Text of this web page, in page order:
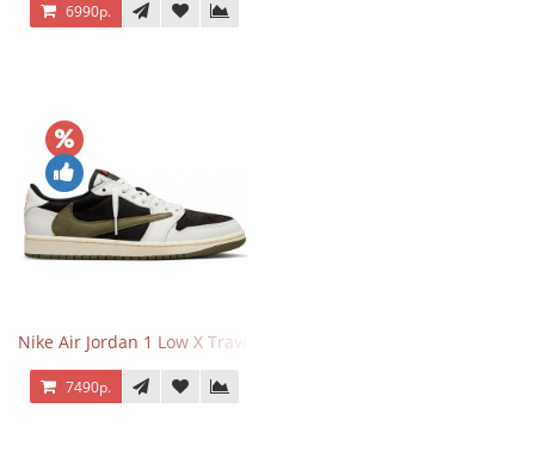
6990р.
Nike Air Jordan 1 Low X Travis Scott Olive
7490р.